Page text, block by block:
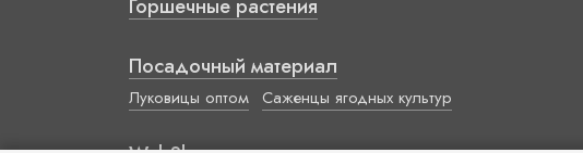
Горшечные растения
Посадочный материал
Луковицы оптом Саженцы ягодных культур